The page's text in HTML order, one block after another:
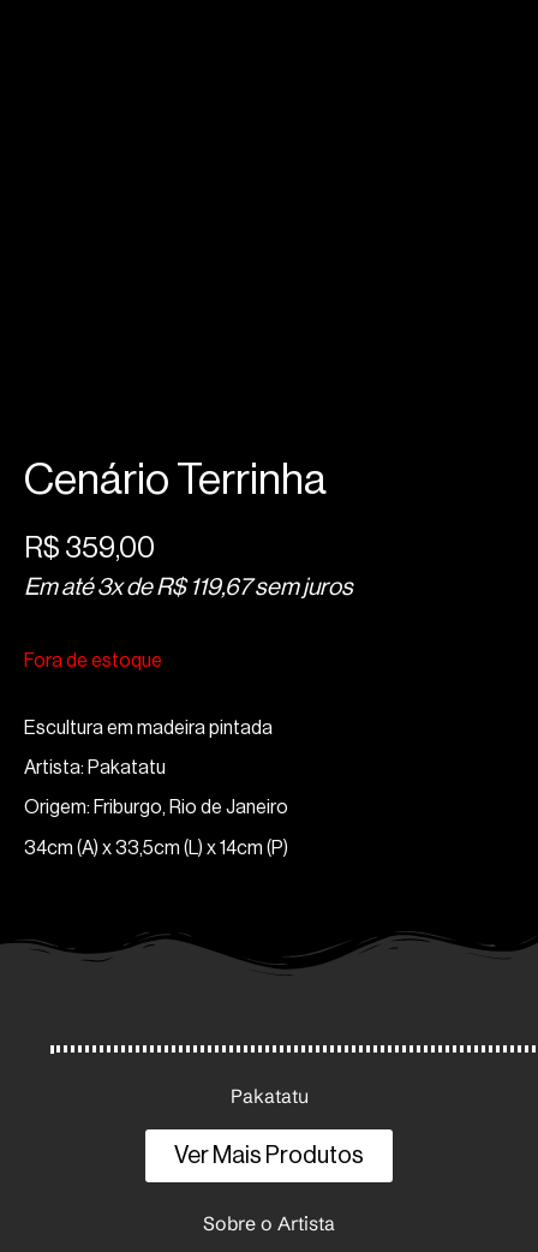
Cenário Terrinha
R$ 359,00
Em até 3x deR$119,67sem juros
Fora de estoque
Escultura em madeira pintada
Artista: Pakatatu
Origem: Friburgo, Rio de Janeiro
34cm (A) x 33,5cm (L) x 14cm (P)
Pakatatu
Ver Mais Produtos
Sobre o Artista